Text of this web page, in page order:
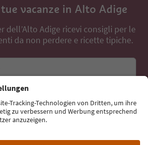
vacanze in Alto Adige
dell’Alto Adige ricevi consigli per le
da non perdere e ricette tipiche.
Iscriviti alla newsletter